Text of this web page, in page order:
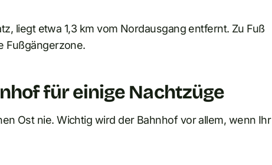
liegt etwa 1,3 km vom Nordausgang entfernt. Zu Fuß
Fußgängerzone.
für einige Nachtzüge
Ost nie. Wichtig wird der Bahnhof vor allem, wenn Ihr